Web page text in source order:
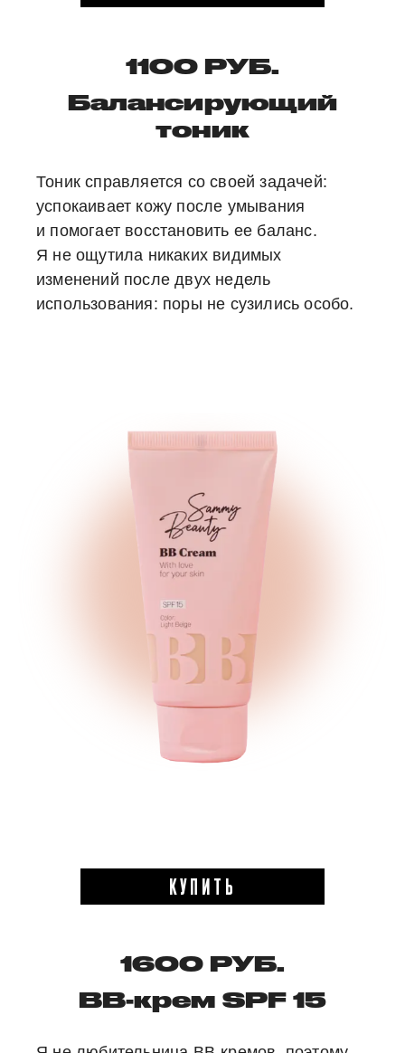
1100 РУБ.
Балансирующий
тоник
Тоник справляется со своей задачей:
успокаивает кожу после умывания
и помогает восстановить ее баланс.
Я не ощутила никаких видимых
изменений после двух недель
использования: поры не сузились особо.
КУПИТЬ
1600 РУБ.
BB-крем SPF 15